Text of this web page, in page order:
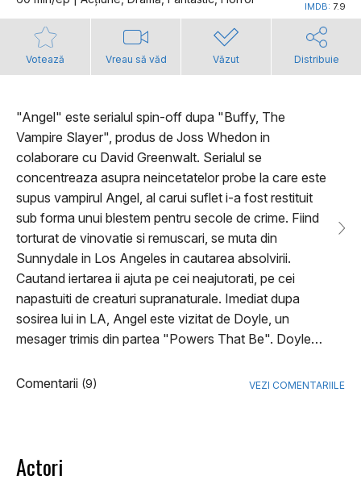
IMDB: 7.9
Votează Vreau să văd Văzut Distribuie
"Angel" este serialul spin-off dupa "Buffy, The
Vampire Slayer", produs de Joss Whedon in
colaborare cu David Greenwalt. Serialul se
concentreaza asupra neincetatelor probe la care este
supus vampirul Angel, al carui suflet i-a fost restituit
sub forma unui blestem pentru secole de crime. Fiind
torturat de vinovatie si remuscari, se muta din
Sunnydale in Los Angeles in cautarea absolvirii.
Cautand iertarea ii ajuta pe cei neajutorati, pe cei
napastuiti de creaturi supranaturale. Imediat dupa
sosirea lui in LA, Angel este vizitat de Doyle, un
mesager trimis din partea "Powers That Be". Doyle…
Comentarii (9) VEZI COMENTARIILE
Actori